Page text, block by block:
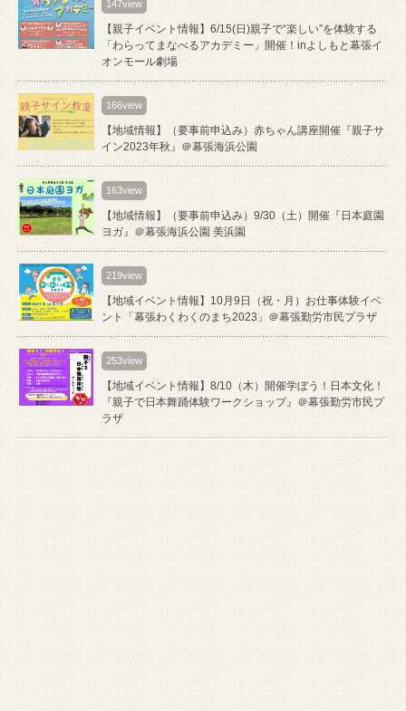
147view
【親子イベント情報】6/15(日)親子で“楽しい”を体験する
「わらってまなべるアカデミー」開催！inよしもと幕張イ
オンモール劇場
166view
【地域情報】（要事前申込み）赤ちゃん講座開催『親子サ
イン2023年秋』＠幕張海浜公園
163view
【地域情報】（要事前申込み）9/30（土）開催『日本庭園
ヨガ』＠幕張海浜公園 美浜園
219view
【地域イベント情報】10月9日（祝・月）お仕事体験イベ
ント「幕張わくわくのまち2023」＠幕張勤労市民プラザ
253view
【地域イベント情報】8/10（木）開催学ぼう！日本文化！
『親子で日本舞踊体験ワークショップ』＠幕張勤労市民プ
ラザ